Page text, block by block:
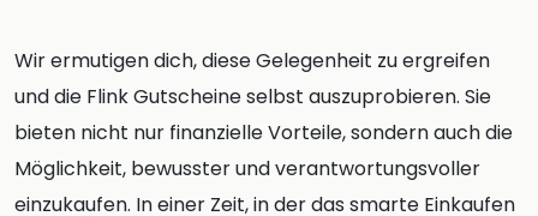
Wir ermutigen dich, diese Gelegenheit zu ergreifen
und die Flink Gutscheine selbst auszuprobieren. Sie
bieten nicht nur finanzielle Vorteile, sondern auch die
Möglichkeit, bewusster und verantwortungsvoller
einzukaufen. In einer Zeit, in der das smarte Einkaufen